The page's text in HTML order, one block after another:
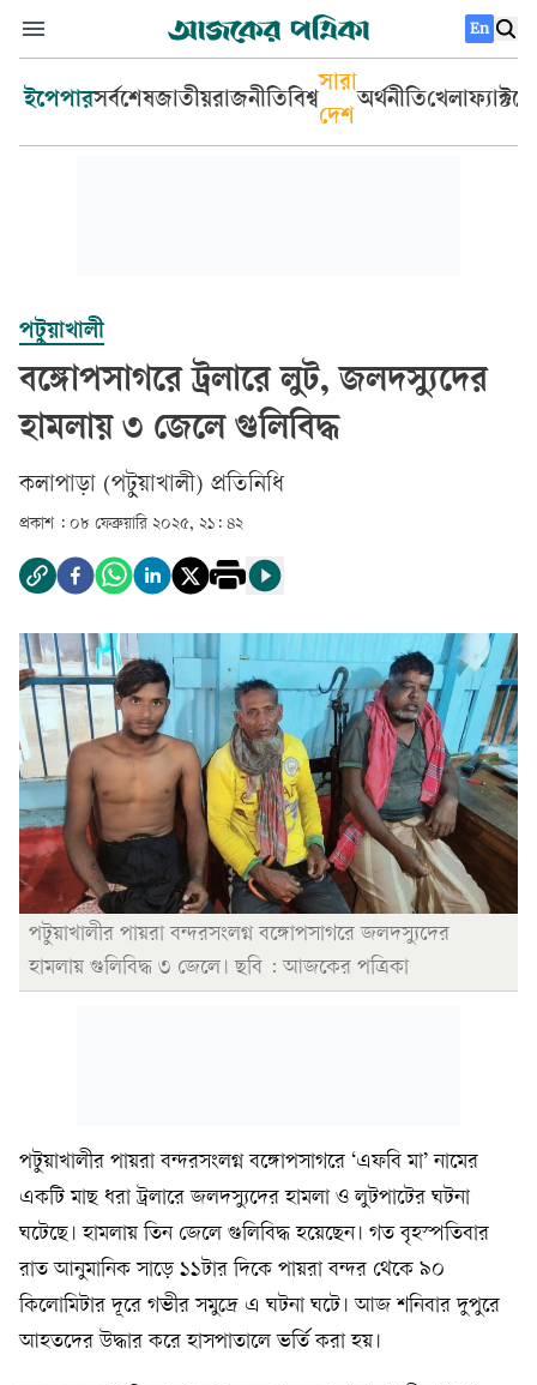
En
ইপেপারসর্বশেষজাতীয়রাজনীতিবিশ্ব
সারা
দেশ
অর্থনীতিখেলা
পটুয়াখালী
বঙ্গোপসাগরে ট্রলারে লুট, জলদস্যুদের
হামলায় ৩ জেলে গুলিবিদ্ধ
কলাপাড়া (পটুয়াখালী) প্রতিনিধি
প্রকাশ : ০৮ ফেব্রুয়ারি ২০২৫, ২১: ৪২
পটুয়াখালীর পায়রা বন্দরসংলগ্ন বঙ্গোপসাগরে জলদস্যুদের
হামলায় গুলিবিদ্ধ ৩ জেলে। ছবি : আজকের পত্রিকা
পটুয়াখালীর পায়রা বন্দরসংলগ্ন বঙ্গোপসাগরে ‘এফবি মা’ নামের
একটি মাছ ধরা ট্রলারে জলদস্যুদের হামলা ও লুটপাটের ঘটনা
ঘটেছে। হামলায় তিন জেলে গুলিবিদ্ধ হয়েছেন। গত বৃহস্পতিবার
রাত আনুমানিক সাড়ে ১১টার দিকে পায়রা বন্দর থেকে ৯০
কিলোমিটার দূরে গভীর সমুদ্রে এ ঘটনা ঘটে। আজ শনিবার দুপুরে
আহতদের উদ্ধার করে হাসপাতালে ভর্তি করা হয়।